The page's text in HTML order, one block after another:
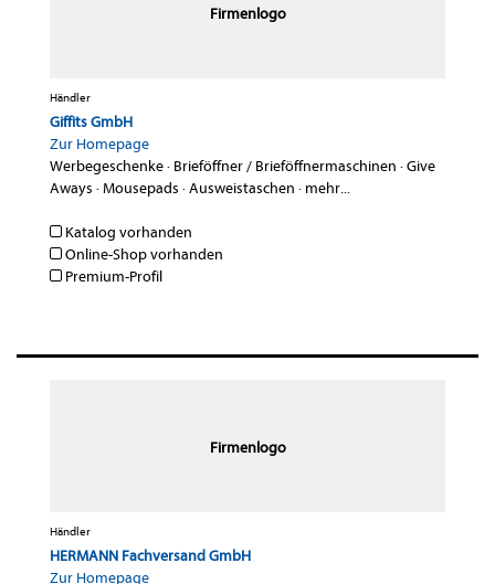
Firmenlogo
Händler
Giffits GmbH
Zur Homepage
Werbegeschenke· Brieföffner / Brieföffnermaschinen ·Give
Aways ·Mousepads ·Ausweistaschen · mehr...
Katalog vorhanden
Online-Shop vorhanden
Premium-Profil
Firmenlogo
Händler
HERMANN Fachversand GmbH
Zur Homepage